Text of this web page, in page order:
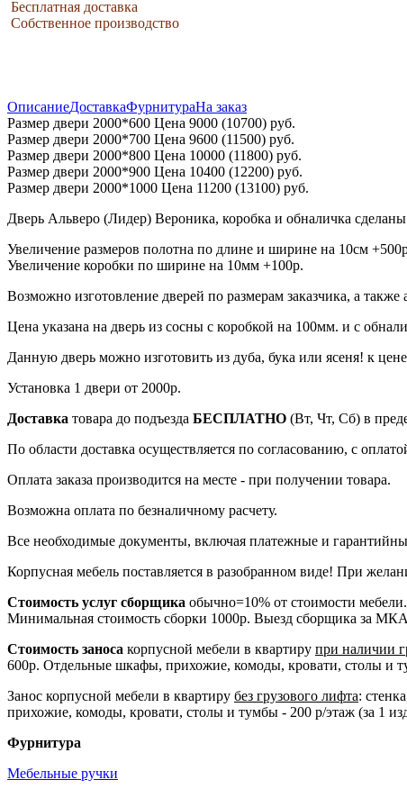
Бесплатная доставка
Собственное производство
ОписаниеДоставкаФурнитураНа заказ
Размер двери 2000*600 Цена 9000 (10700) руб.
Размер двери 2000*700 Цена 9600 (11500) руб.
Размер двери 2000*800 Цена 10000 (11800) руб.
Размер двери 2000*900 Цена 10400 (12200) руб.
Размер двери 2000*1000 Цена 11200 (13100) руб.
Дверь Альверо (Лидер) Вероника, коробка и обналичка
Увеличение размеров полотна по длине и ширине на 10см
Увеличение коробки по ширине на 10мм +100р.
Возможно изготовление дверей по размерам заказчика, а
Цена указана на дверь из сосны с коробкой на 100мм. и с
Данную дверь можно изготовить из дуба, бука или ясеня! к
Установка 1 двери от 2000р.
Доставка товара до подъезда БЕСПЛАТНО (Вт, Чт, Сб) в
По области доставка осуществляется по согласованию, с
Оплата заказа производится на месте - при получении товара.
Возможна оплата по безналичному расчету.
Все необходимые документы, включая платежные и
Корпусная мебель поставляется в разобранном виде! При
Стоимость услуг сборщика обычно=10% от стоимости мебели.
Минимальная стоимость сборки 1000р. Выезд сборщика за
Стоимость заноса корпусной мебели в квартиру при наличии
600р. Отдельные шкафы, прихожие, комоды, кровати, столы и
Занос корпусной мебели в квартиру без грузового лифта:
прихожие, комоды, кровати, столы и тумбы - 200 р/этаж (за 1
Фурнитура
Мебельные ручки